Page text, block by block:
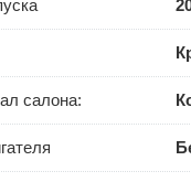
салона: